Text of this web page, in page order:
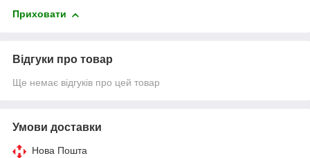
Приховати
Відгуки про товар
Ще немає відгуків про цей товар
Умови доставки
Нова Пошта